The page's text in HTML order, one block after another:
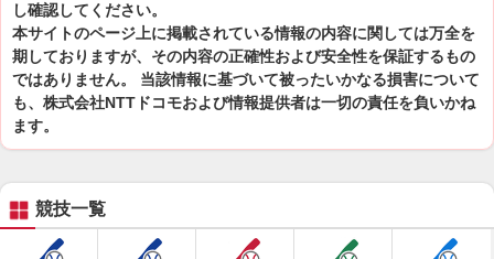
し確認してください。
本サイトのページ上に掲載されている情報の内容に関しては万全を
期しておりますが、その内容の正確性および安全性を保証するもの
ではありません。 当該情報に基づいて被ったいかなる損害について
も、株式会社NTTドコモおよび情報提供者は一切の責任を負いかね
ます。
競技一覧